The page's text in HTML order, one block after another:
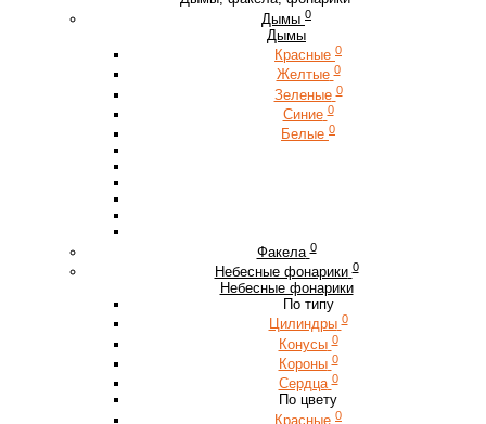
Дымы 0
Дымы
Красные 0
Желтые 0
Зеленые 0
Синие 0
Белые 0
Факела 0
Небесные фонарики 0
Небесные фонарики
По типу
Цилиндры 0
Конусы 0
Короны 0
Сердца 0
По цвету
Красные 0